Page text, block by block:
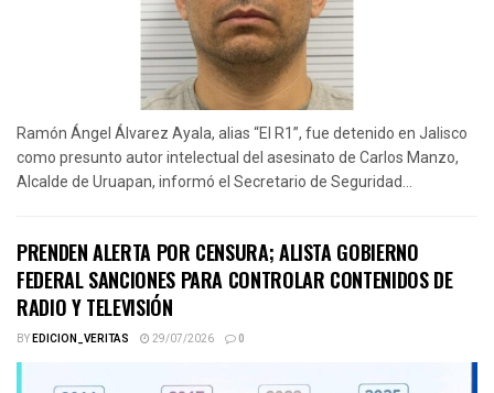
Ramón Ángel Álvarez Ayala, alias “El R1”, fue detenido en Jalisco
como presunto autor intelectual del asesinato de Carlos Manzo,
Alcalde de Uruapan, informó el Secretario de Seguridad...
PRENDEN ALERTA POR CENSURA; ALISTA GOBIERNO
FEDERAL SANCIONES PARA CONTROLAR CONTENIDOS DE
RADIO Y TELEVISIÓN
BYEDICION_VERITAS 29/07/2026 0